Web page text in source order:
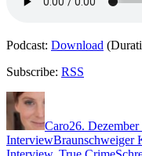
Podcast: Download
Subscribe: RSS
Autor
Caro26. Dezember
InterviewSchlagwörter
Braunschweiger